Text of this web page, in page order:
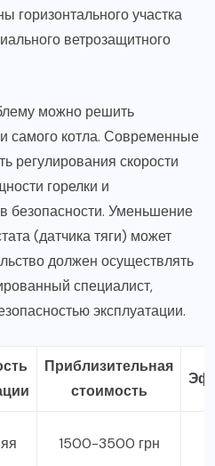
горизонтального участка
ветрозащитного
можно решить
самого котла. Современные
регулирования скорости
горелки и
безопасности. Уменьшение
(датчика тяги) может
должен осуществлять
специалист,
эксплуатации.
Приблизительная
стоимость
1500-3500 грн